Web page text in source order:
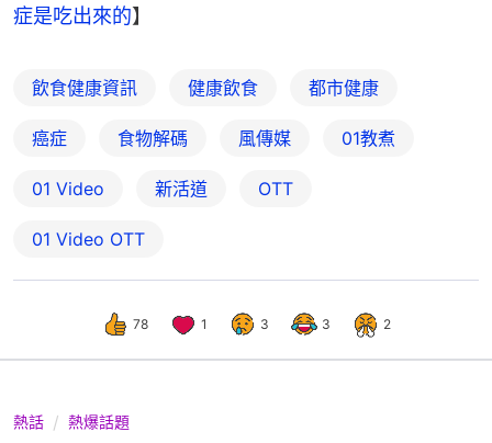
症是吃出來的】
飲食健康資訊 健康飲食 都市健康
癌症 食物解碼 風傳媒 01教煮
01 Video 新活道 OTT
01‌ ‌Video‌ ‌OTT
78 1 3 3 2
熱話 熱爆話題